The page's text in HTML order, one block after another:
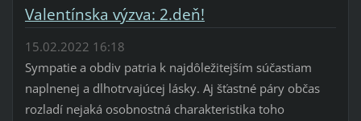
Valentínska výzva: 2.deň!
15.02.2022 16:18
Sympatie a obdiv patria k najdôležitejším súčastiam
naplnenej a dlhotrvajúcej lásky. Aj šťastné páry občas
rozladí nejaká osobnostná charakteristika toho